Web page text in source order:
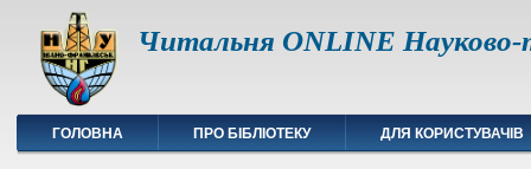
Читальня ONLINE Науково-
ГОЛОВНА ПРО БІБЛІОТЕКУ ДЛЯ КОРИСТУВАЧІВ